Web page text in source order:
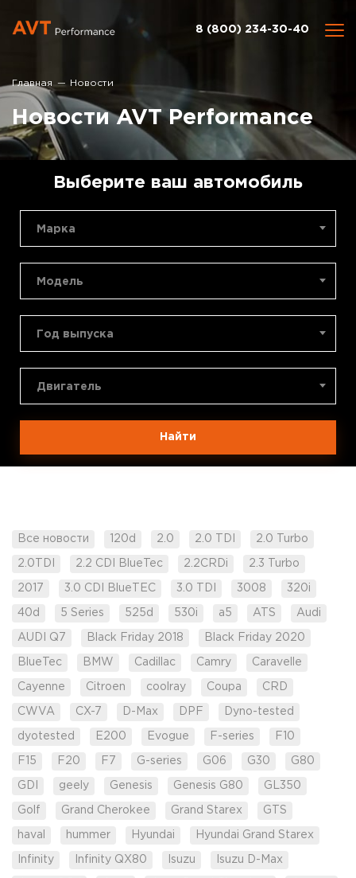
8 (800) 234-30-40
Главная Новости
Новости AVT Performance
Выберите ваш автомобиль
Марка
Модель
Год выпуска
Двигатель
Найти
Все новости 120d 2.0 2.0 TDI 2.0 Turbo
2.0TDI 2.2 CDI BlueTec 2.2CRDi 2.3 Turbo
2017 3.0 CDI BlueTEC 3.0 TDI 3008 320i
40d 5 Series 525d 530i a5 ATS Audi
AUDI Q7 Black Friday 2018 Black Friday 2020
BlueTec BMW Cadillac Camry Caravelle
Cayenne Citroen coolray Coupa CRD
CWVA CX-7 D-Max DPF Dyno-tested
dyotested E200 Evogue F-series F10
F15 F20 F7 G-series G06 G30 G80
GDI geely Genesis Genesis G80 GL350
Golf Grand Cherokee Grand Starex GTS
haval hummer Hyundai Hyundai Grand Starex
Infinity Infinity QX80 Isuzu Isuzu D-Max